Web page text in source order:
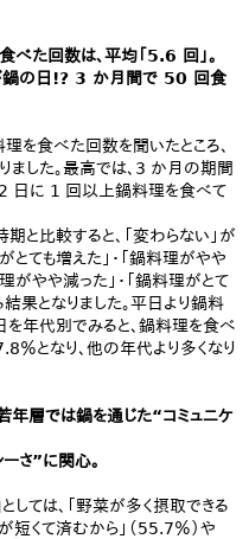
回数は、平均「5.6 回」。
の日!? 3 か月間で 50 回食
食べた回数を聞いたところ、
ました。最高では、3 か月の期間
2 日に 1 回以上鍋料理を食べて
と比較すると、「変わらない」が
ても増えた」・「鍋料理がやや
がやや減った」・「鍋料理がとて
果となりました。平日より鍋料
年代別でみると、鍋料理を食べ
となり、他の年代より多くなり
層では鍋を通じた“コミュニケ
さ”に関心。
ては、「野菜が多く摂取できる
短くて済むから」（55.7％）や